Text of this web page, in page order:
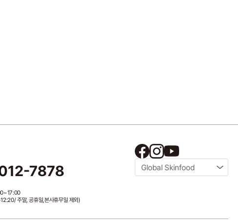
7878
주말, 공휴일,본사휴무일 제외)
Global Skinfood